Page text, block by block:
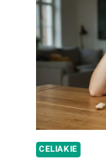
CELIAKIE